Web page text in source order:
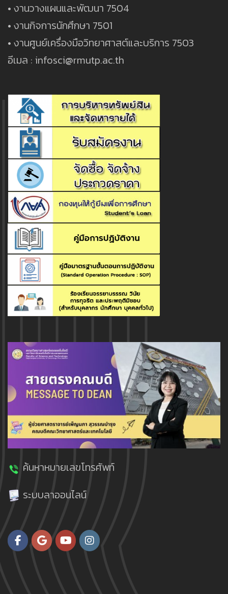
• งานวางแผนและพัฒนา 7504
• งานกิจการนักศึกษา 7501
• งานศูนย์เครื่องมือวิทยาศาสต์และบริการ 7503
อีเมล : infosci@rmutp.ac.th
ค้นหาหมายเลขโทรศัพท์
ระบบลาออนไลน์